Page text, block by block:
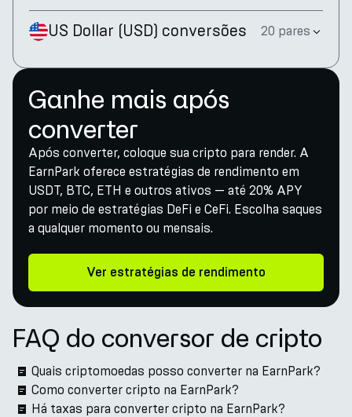
US Dollar (USD) conversões 20 pares
Ganhe mais após
converter
Após converter, coloque sua cripto para render. A
EarnPark oferece estratégias de rendimento em
USDT, BTC, ETH e outros ativos — até 20% APY
por meio de estratégias DeFi e CeFi. Escolha saques
a qualquer momento ou mensais.
Ver estratégias de rendimento
FAQ do conversor de cripto
Quais criptomoedas posso converter na EarnPark?
Como converter cripto na EarnPark?
Há taxas para converter cripto na EarnPark?